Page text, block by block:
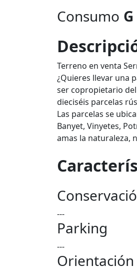
Consumo G
Terreno en venta
¿Quieres llevar una
ser copropietario
dieciséis parcelas
Las parcelas se
Banyet, Vinyetes,
amas la naturaleza,
---
Parking
---
Orientación